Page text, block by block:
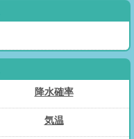
降水確率
気温